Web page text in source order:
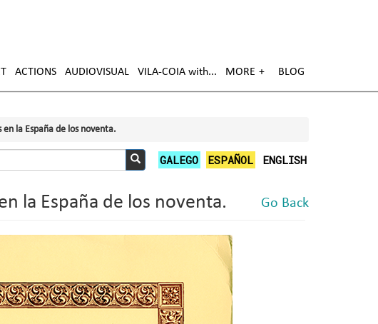
ACTIONS AUDIOVISUAL VILA-COIA with MORE BLOG
la España de los noventa.
GALEGO ESPAÑOL ENGLISH
la España de los noventa. Go Back